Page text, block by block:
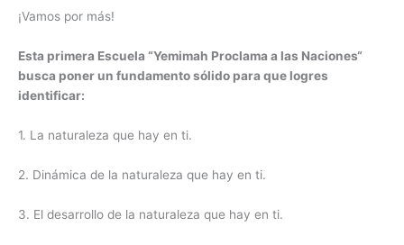
¡Vamos por más!
Esta primera Escuela “Yemimah Proclama a las Naciones“
busca poner un fundamento sólido para que logres
identificar:
1. La naturaleza que hay en ti.
2. Dinámica de la naturaleza que hay en ti.
3. El desarrollo de la naturaleza que hay en ti.